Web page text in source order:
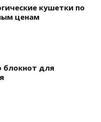
кушетки по
ценам
блокнот для